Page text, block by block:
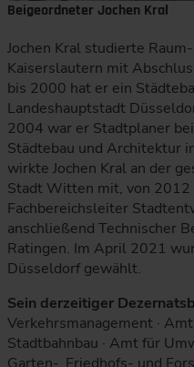
Beigeordneter Jochen Kral
Jochen Kral studierte
Kaiserslautern mit
bis 2000 hat er ein
Landeshauptstadt
2004 war er Stadtplaner
Städtebau und Architektur
wirkte Jochen Kral an der
Stadt Witten mit, von
Fachbereichsleiter
anschließend Technischer
Ratingen. Im April 2021
Düsseldorf gewählt.
Sein derzeitiger
Verkehrsmanagement ·
Stadtbahnbau · Amt für